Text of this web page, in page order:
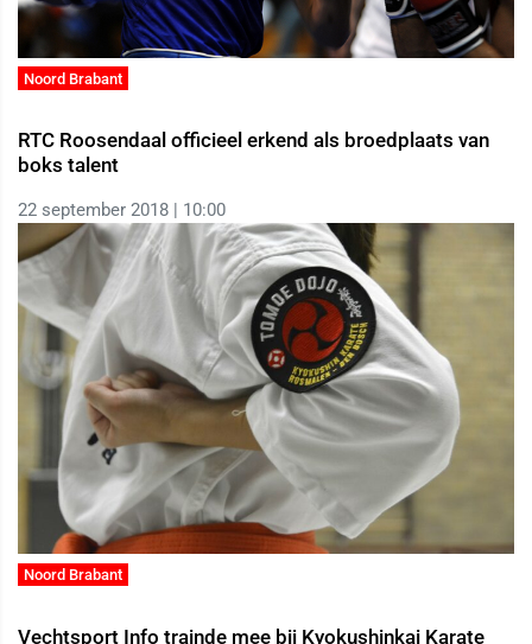
Noord Brabant
RTC Roosendaal officieel erkend als broedplaats van
boks talent
22 september 2018 | 10:00
Noord Brabant
Vechtsport Info trainde mee bij Kyokushinkai Karate